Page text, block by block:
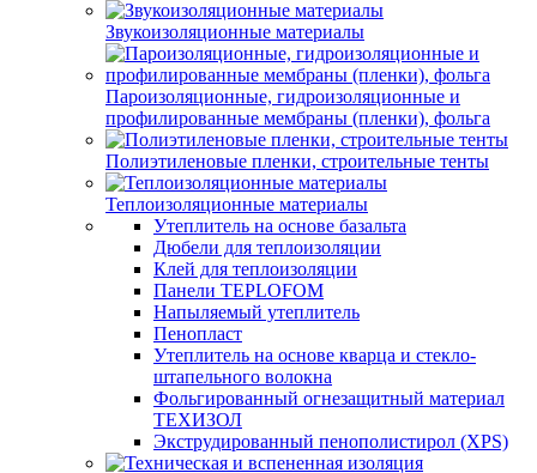
Звукоизоляционные материалы
Пароизоляционные, гидроизоляционные и
профилированные мембраны (пленки), фольга
Полиэтиленовые пленки, строительные тенты
Теплоизоляционные материалы
Утеплитель на основе базальта
Дюбели для теплоизоляции
Клей для теплоизоляции
Панели TEPLOFOM
Напыляемый утеплитель
Пенопласт
Утеплитель на основе кварца и стекло-
штапельного волокна
Фольгированный огнезащитный материал
ТЕХИЗОЛ
Экструдированный пенополистирол (XPS)